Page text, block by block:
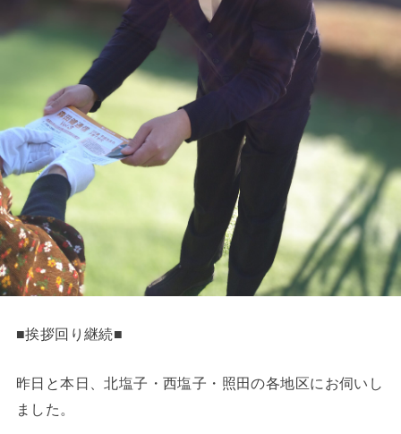
■挨拶回り継続■
昨日と本日、北塩子・西塩子・照田の各地区にお伺いし
ました。